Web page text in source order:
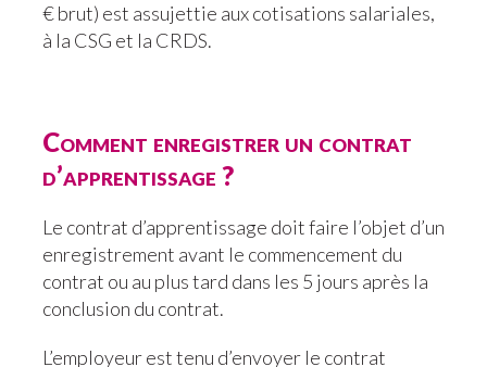
€ brut) est assujettie aux cotisations salariales,
à la CSG et la CRDS.
Comment enregistrer un contrat
d’apprentissage ?
Le contrat d’apprentissage doit faire l’objet d’un
enregistrement avant le commencement du
contrat ou au plus tard dans les 5 jours après la
conclusion du contrat.
L’employeur est tenu d’envoyer le contrat